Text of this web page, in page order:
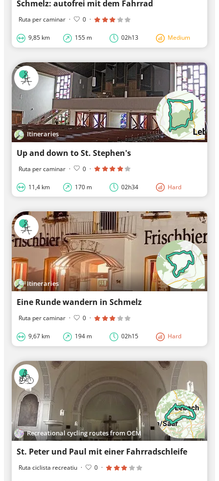
Schmelz: autofrei mit dem Fahrrad
Ruta per caminar · 0 ·
9,85 km 155 m 02h13 Medium
Itineraries
Up and down to St. Stephen's
Ruta per caminar · 0 ·
11,4 km 170 m 02h34 Hard
Itineraries
Eine Runde wandern in Schmelz
Ruta per caminar · 0 ·
9,67 km 194 m 02h15 Hard
Recreational cycling routes from OCM
St. Peter und Paul mit einer Fahrradschleife
Ruta ciclista recreatiu · 0 ·